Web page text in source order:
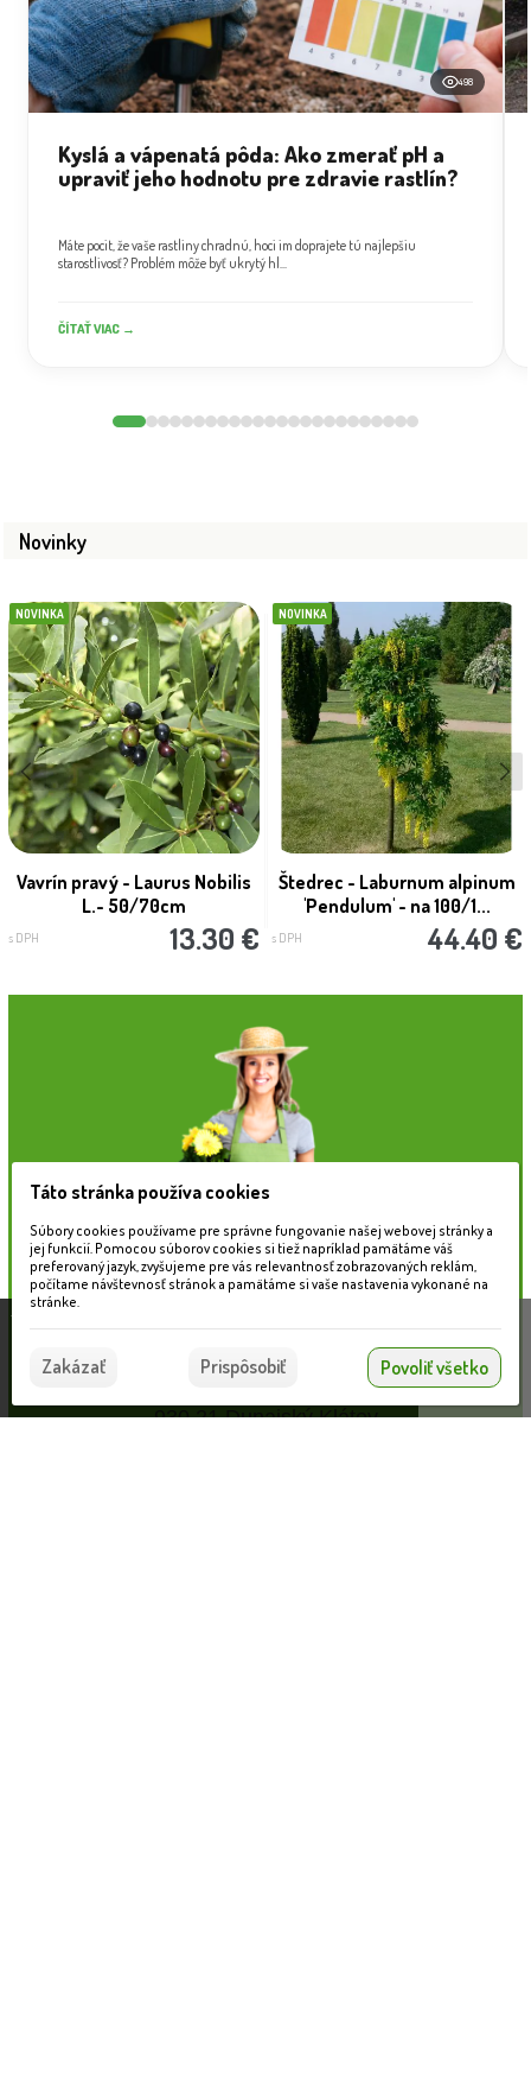
498
Kyslá a vápenatá pôda: Ako zmerať pH a
upraviť jeho hodnotu pre zdravie rastlín?
Máte pocit, že vaše rastliny chradnú, hoci im doprajete tú najlepšiu
starostlivosť? Problém môže byť ukrytý hl...
ČÍTAŤ VIAC →
Novinky
NOVINKA
Vavrín pravý - Laurus Nobilis
L.- 50/70cm
s DPH 13.30 €
NOVINKA
Štedrec - Laburnum alpinum
'Pendulum' - na 100/1...
s DPH 44.40 €
Firemné informácie
MAX GARDEN s.r.o.
930 21 Dunajský Klátov
Táto stránka používa súbory cookies, ktoré nám
pomáhajú poskytovať služby. Používaním našich
služieb vyjadrujete súhlas s používaním súborov
Súhlasím
Táto stránka používa cookies
Súbory cookies používame pre správne fungovanie našej webovej stránky a
jej funkcií. Pomocou súborov cookies si tiež napríklad pamätáme váš
preferovaný jazyk, zvyšujeme pre vás relevantnosť zobrazovaných reklám,
počítame návštevnosť stránok a pamätáme si vaše nastavenia vykonané na
stránke.
Zakázať Prispôsobiť Povoliť všetko